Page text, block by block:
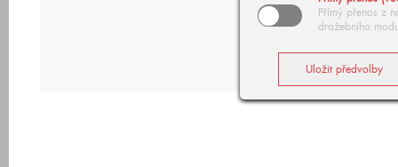
Přímý přenos z
dražebního